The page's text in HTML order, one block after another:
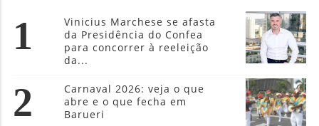
1
Vinicius Marchese se afasta
da Presidência do Confea
para concorrer à reeleição
da...
2
Carnaval 2026: veja o que
abre e o que fecha em
Barueri